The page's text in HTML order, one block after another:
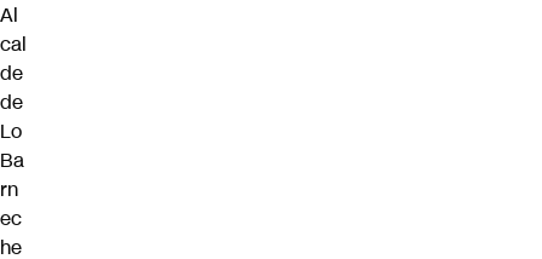
Al
cal
de
de
Lo
Ba
rn
ec
he